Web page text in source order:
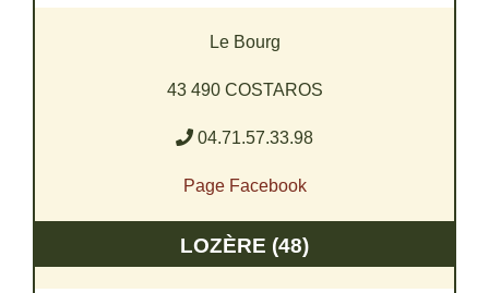
Le Bourg
43 490 COSTAROS
04.71.57.33.98
Page Facebook
LOZÈRE (48)